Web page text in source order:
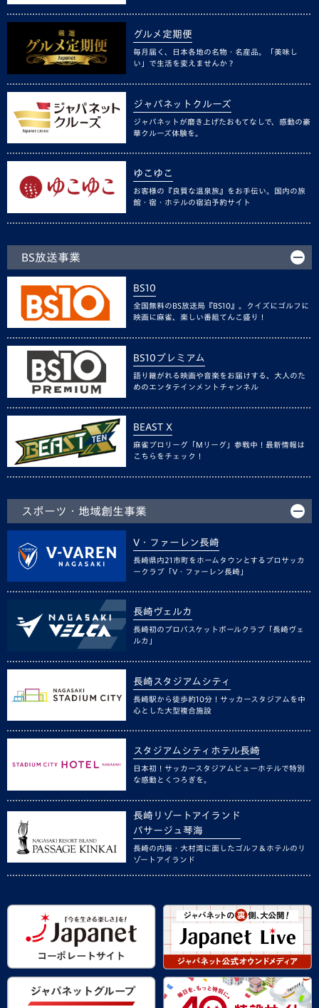
グルメ定期便
毎月届く、日本各地の名物・名産品。「美味し
い」で生活を変えませんか？
ジャパネットクルーズ
ジャパネットが磨き上げたおもてなしで、感動の豪
華クルーズ体験を。
ゆこゆこ
お客様の『良質な温泉旅』をお手伝い。国内の旅
館・宿・ホテルの宿泊予約サイト
BS放送事業
BS10
全国無料のBS放送局『BS10』。クイズにゴルフに
映画に麻雀、楽しい番組てんこ盛り！
BS10プレミアム
語り継がれる映画や音楽をお届けする、大人のた
めのエンタテインメントチャンネル
BEAST X
麻雀プロリーグ「Mリーグ」参戦中！最新情報は
こちらをチェック！
スポーツ・地域創生事業
V・ファーレン長崎
長崎県内21市町をホームタウンとするプロサッカ
ークラブ「V・ファーレン長崎」
長崎ヴェルカ
長崎初のプロバスケットボールクラブ「長崎ヴェ
ルカ」
長崎スタジアムシティ
長崎駅から徒歩約10分！サッカースタジアムを中
心とした大型複合施設
スタジアムシティホテル長崎
日本初！サッカースタジアムビューホテルで特別
な感動とくつろぎを。
長崎リゾートアイランド
パサージュ琴海
長崎の内海・大村湾に面したゴルフ＆ホテルのリ
ゾートアイランド